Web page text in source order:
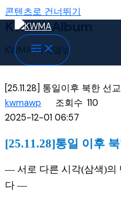
콘텐츠로 건너뛰기
KWMA Album
KWMA 사역앨범
[25.11.28] 통일이후 북한 선
kwmawp
조회수 110
2025-12-01 06:57
[25.11.28]통일 이후
— 서로 다른 시각(삼색)의
다 —